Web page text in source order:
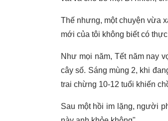
Thế nhưng, một chuyện vừa
mới của tôi không biết có
Như mọi năm, Tết năm nay
cây số. Sáng mùng 2, khi
trai chừng 10-12 tuổi khiến
Sau một hồi im lặng, người